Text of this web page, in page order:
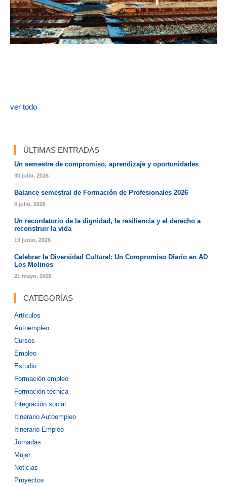
ver todo
ÚLTIMAS ENTRADAS
Un semestre de compromiso, aprendizaje y oportunidades
30 julio, 2026
Balance semestral de Formación de Profesionales 2026
8 julio, 2026
Un recordatorio de la dignidad, la resiliencia y el derecho a
reconstruir la vida
19 junio, 2026
Celebrar la Diversidad Cultural: Un Compromiso Diario en AD
Los Molinos
21 mayo, 2026
CATEGORÍAS
Artículos
Autoempleo
Cursos
Empleo
Estudio
Formación empleo
Formación técnica
Integración social
Itinerario Autoempleo
Itinerario Empleo
Jornadas
Mujer
Noticias
Proyectos